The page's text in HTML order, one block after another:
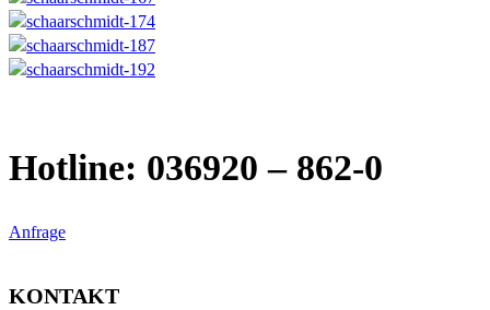
Hotline: 036920 – 862-0
Anfrage
KONTAKT